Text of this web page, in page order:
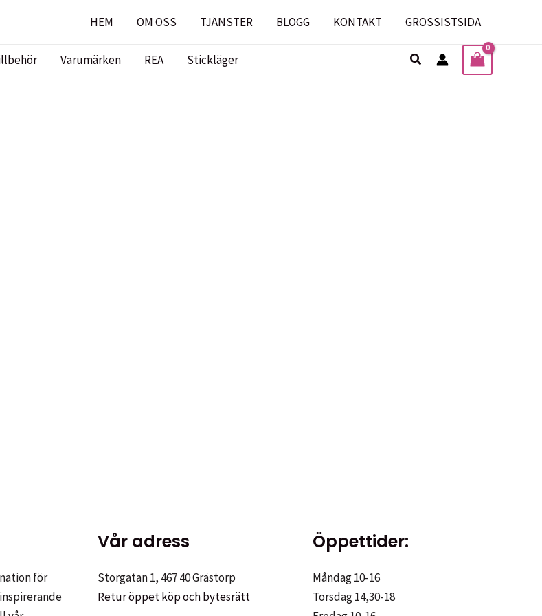
HEM OM OSS TJÄNSTER BLOGG KONTAKT GROSSISTSIDA
Varumärken REA Stickläger Sök
för
Vår adress
Storgatan 1, 467 40 Grästorp
Retur öppet köp och bytesrätt
Öppettider:
Måndag 10-16
Torsdag 14,30-18